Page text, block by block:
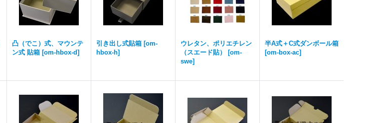
凸（でこ）式、マウンテ
ン式 貼箱 [om-hbox-d]
引き出し式貼箱 [om-
hbox-h]
ウレタン、ポリエチレン
（スエード貼）
[om-
swe]
半A式＋C式ダンボール箱
[om-box-ac]